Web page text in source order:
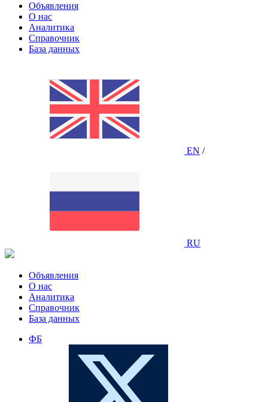
Объявления
О нас
Аналитика
Справочник
База данных
EN /
RU
Объявления
О нас
Аналитика
Справочник
База данных
ФБ